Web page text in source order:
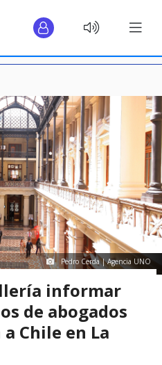
Pedro Cerda | Agencia UNO
informar
de abogados
Chile en La